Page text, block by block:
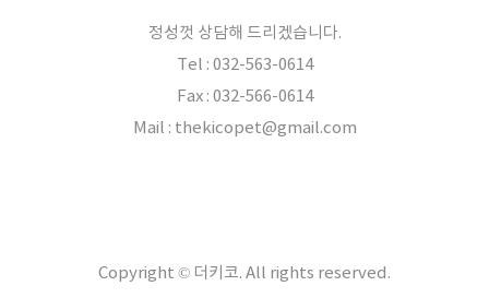
정성껏 상담해 드리겠습니다.
Tel : 032-563-0614
Fax : 032-566-0614
Mail : thekicopet@gmail.com
Copyright © 더키코. All rights reserved.